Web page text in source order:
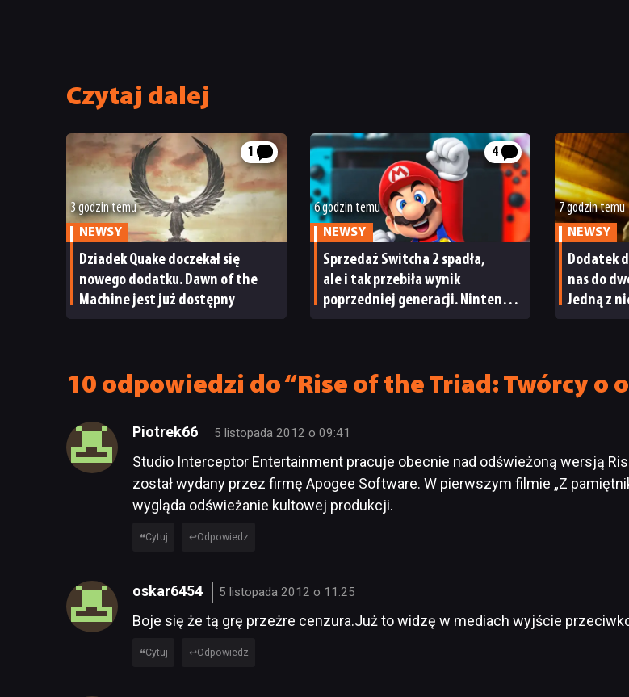
Czytaj dalej
1
3 godzin temu
NEWSY
Dziadek Quake doczekał się
nowego dodatku. Dawn of the
Machine jest już dostępny
4
6 godzin temu
NEWSY
Sprzedaż Switcha 2 spadła,
ale i tak przebiła wynik
poprzedniej generacji. Nintendo
7 godzin temu
NEWSY
Dodatek
nas do
Jedną z
10 odpowiedzi do “Rise of the Triad: Twórcy o
Piotrek66 5 listopada 2012 o 09:41
Studio Interceptor Entertainment pracuje obecnie nad odświeżoną wersją
został wydany przez firmę Apogee Software. W pierwszym filmie „Z
wygląda odświeżanie kultowej produkcji.
Cytuj Odpowiedz
oskar6454 5 listopada 2012 o 11:25
Boje się że tą grę przeżre cenzura.Już to widzę w mediach wyjście
Cytuj Odpowiedz